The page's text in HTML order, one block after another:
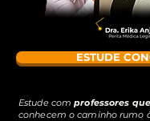
ESTUDE
Estude comprofessores
conhecem o caminho rumo